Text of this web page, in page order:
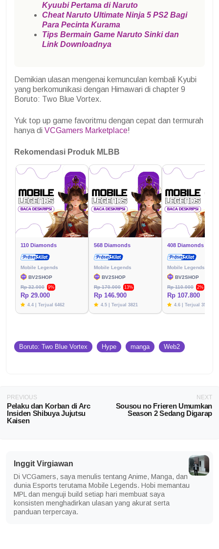
Kyuubi Pertama di Naruto
Cheat Naruto Ultimate Ninja 5 PS2 Bagi
Para Pecinta Kurama
Tips Bermain Game Naruto Sinki dan
Link Downloadnya
Demikian ulasan mengenai kemunculan kembali Kyubi
yang berkomunikasi dengan Himawari di chapter 9
Boruto: Two Blue Vortex.
Yuk top up game favoritmu dengan cepat dan termurah
hanya di VCGamers Marketplace!
Rekomendasi Produk MLBB
110 Diamonds
Mobile Legends
BV2SHOP
Rp 32.000
9%
Rp 29.000
4.4 | Terjual 6462
568 Diamonds
Mobile Legends
BV2SHOP
Rp 170.000
13%
Rp 146.900
4.5 | Terjual 3821
408 Diamonds
Mobile Legends
BV2SHOP
Rp 110.000
2%
Rp 107.800
4.6 | Terjual 3576
Boruto: Two Blue Vortex Hype manga Web2
PREVIOUS
Pelaku dan Korban di Arc
Insiden Shibuya Jujutsu
Kaisen
NEXT
Sousou no Frieren Umumkan
Season 2 Sedang Digarap
Inggit Virgiawan
Di VCGamers, saya menulis tentang Anime, Manga, dan
dunia Esports terutama Mobile Legends. Hobi memantau
MPL dan menguji build setiap hari membuat saya
konsisten menghadirkan ulasan yang akurat serta
panduan terpercaya.